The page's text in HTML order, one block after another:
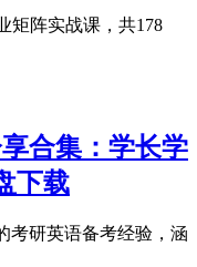
矩阵实战课，共178
合集：学长学
下载
考研英语备考经验，涵